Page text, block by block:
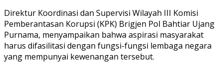
Direktur Koordinasi dan Supervisi Wilayah III Komisi
Pemberantasan Korupsi (KPK) Brigjen Pol Bahtiar Ujang
Purnama, menyampaikan bahwa aspirasi masyarakat
harus difasilitasi dengan fungsi-fungsi lembaga negara
yang mempunyai kewenangan tersebut.